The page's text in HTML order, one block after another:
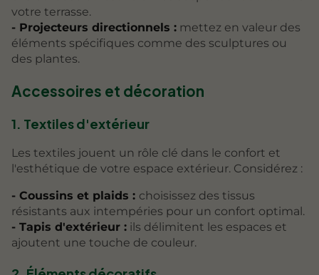
votre terrasse.
- Projecteurs directionnels : mettez en valeur des
éléments spécifiques comme des sculptures ou
des plantes.
Accessoires et décoration
1. Textiles d'extérieur
Les textiles jouent un rôle clé dans le confort et
l'esthétique de votre espace extérieur. Considérez :
- Coussins et plaids : choisissez des tissus
résistants aux intempéries pour un confort optimal.
- Tapis d'extérieur : ils délimitent les espaces et
ajoutent une touche de couleur.